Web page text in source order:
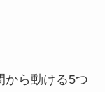
から動ける5つ